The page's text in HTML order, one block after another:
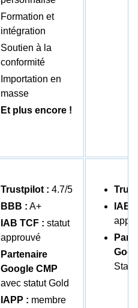
Formation et
intégration
Soutien à la
conformité
Importation en
masse
Et plus encore !
Trustpilot : 4.7/5
BBB : A+
IAB TCF : statut
approuvé
Partenaire
Google CMP
avec statut Gold
IAPP : membre
IAB